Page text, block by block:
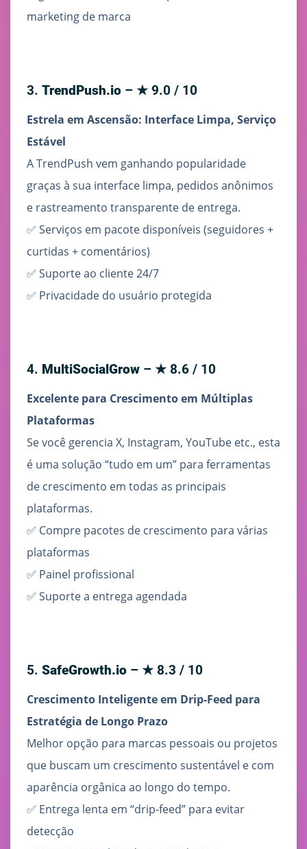
marketing de marca
3. TrendPush.io – ★ 9.0 / 10
Estrela em Ascensão: Interface Limpa, Serviço
Estável
A TrendPush vem ganhando popularidade
graças à sua interface limpa, pedidos anônimos
e rastreamento transparente de entrega.
✅ Serviços em pacote disponíveis (seguidores +
curtidas + comentários)
✅ Suporte ao cliente 24/7
✅ Privacidade do usuário protegida
4. MultiSocialGrow – ★ 8.6 / 10
Excelente para Crescimento em Múltiplas
Plataformas
Se você gerencia X, Instagram, YouTube etc., esta
é uma solução “tudo em um” para ferramentas
de crescimento em todas as principais
plataformas.
✅ Compre pacotes de crescimento para várias
plataformas
✅ Painel profissional
✅ Suporte a entrega agendada
5. SafeGrowth.io – ★ 8.3 / 10
Crescimento Inteligente em Drip-Feed para
Estratégia de Longo Prazo
Melhor opção para marcas pessoais ou projetos
que buscam um crescimento sustentável e com
aparência orgânica ao longo do tempo.
✅ Entrega lenta em “drip-feed” para evitar
detecção